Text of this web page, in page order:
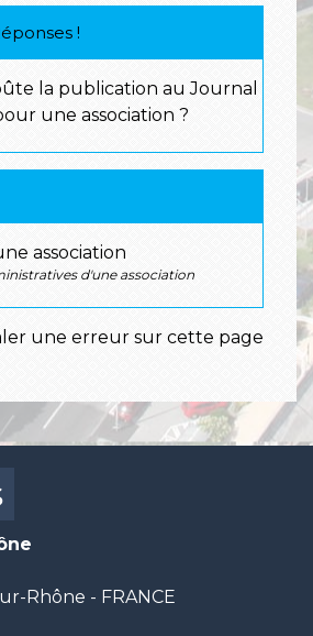
!
la publication au Journal
une association ?
association
d'une association
une erreur sur cette page
Rhône - FRANCE